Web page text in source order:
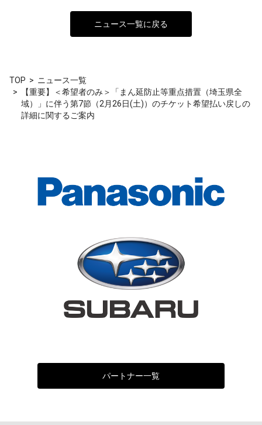
ニュース一覧に戻る
TOP
ニュース一覧
【重要】＜希望者のみ＞「まん延防止等重点措置（埼玉県全
域）」に伴う第7節（2月26日(土)）のチケット希望払い戻しの
詳細に関するご案内
パートナー一覧